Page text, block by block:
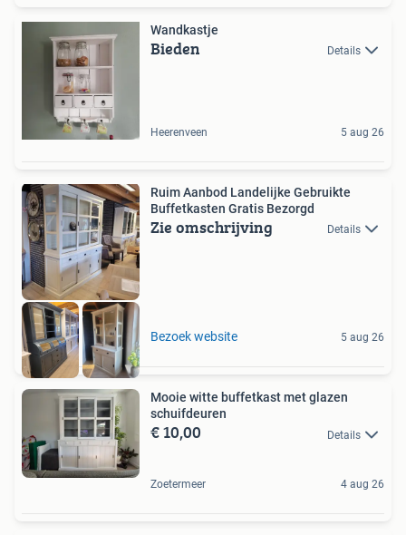
Wandkastje
Bieden Details
Heerenveen 5 aug 26
Ruim Aanbod Landelijke Gebruikte
Buffetkasten Gratis Bezorgd
Zie omschrijving Details
Bezoek website 5 aug 26
Mooie witte buffetkast met glazen
schuifdeuren
€ 10,00 Details
Zoetermeer 4 aug 26